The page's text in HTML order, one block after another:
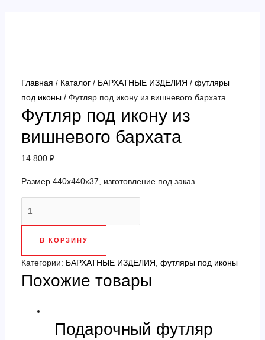
Главная / Каталог/ БАРХАТНЫЕ ИЗДЕЛИЯ / футляры
под иконы/ Футляр под икону из вишневого бархата
Футляр под икону из
вишневого бархата
14 800 ₽
Размер 440х440х37, изготовление под заказ
икону
из
В КОРЗИНУ
Категории: БАРХАТНЫЕ ИЗДЕЛИЯ футляры под иконы
Похожие товары
Подарочный футляр